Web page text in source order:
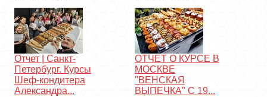
Отчет | Санкт-
Петербург. Курсы
Шеф-кондитера
Александра...
ОТЧЕТ О КУРСЕ В
МОСКВЕ
"ВЕНСКАЯ
ВЫПЕЧКА" С 19...